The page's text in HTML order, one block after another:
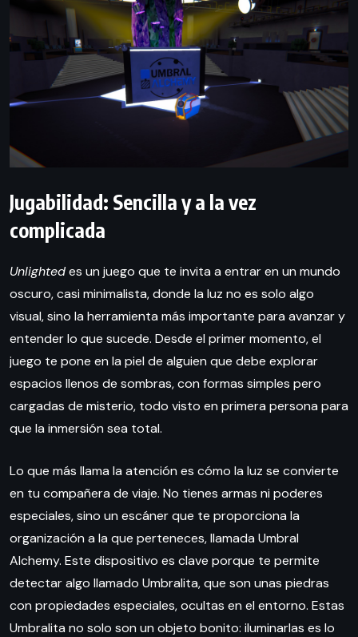
Jugabilidad: Sencilla y a la vez
complicada
Unlightedes un juego que te invita a entrar en un mundo
oscuro, casi minimalista, donde la luz no es solo algo
visual, sino la herramienta más importante para avanzar y
entender lo que sucede. Desde el primer momento, el
juego te pone en la piel de alguien que debe explorar
espacios llenos de sombras, con formas simples pero
cargadas de misterio, todo visto en primera persona para
que la inmersión sea total.
Lo que más llama la atención es cómo la luz se convierte
en tu compañera de viaje. No tienes armas ni poderes
especiales, sino un escáner que te proporciona la
organización a la que perteneces, llamada Umbral
Alchemy. Este dispositivo es clave porque te permite
detectar algo llamado Umbralita, que son unas piedras
con propiedades especiales, ocultas en el entorno. Estas
Umbralita no solo son un objeto bonito: iluminarlas es lo